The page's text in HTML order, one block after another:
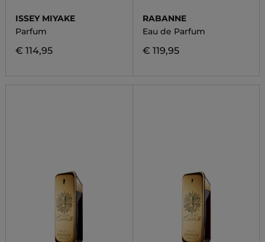
ISSEY MIYAKE
Parfum
€ 114,95
RABANNE
Eau de Parfum
€ 119,95